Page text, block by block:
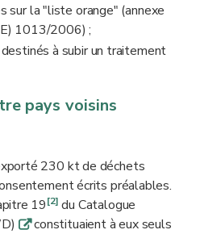
sur la "liste orange" (annexe
1013/2006) ;
à subir un traitement
pays voisins
230 kt de déchets
écrits préalables.
19[2] du Catalogue
qconstituaient à eux seuls